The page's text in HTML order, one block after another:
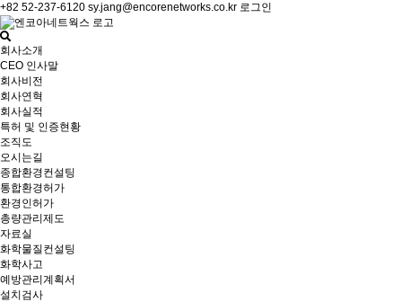
+82 52-237-6120 sy.jang@encorenetworks.co.kr 로그인
회사소개
CEO 인사말
회사비전
회사연혁
회사실적
특허 및 인증현황
조직도
오시는길
종합환경컨설팅
통합환경허가
환경인허가
총량관리제도
자료실
화학물질컨설팅
화학사고
예방관리계획서
설치검사